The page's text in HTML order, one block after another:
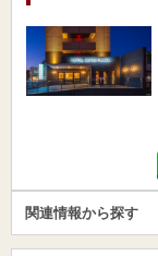
関連情報から探す